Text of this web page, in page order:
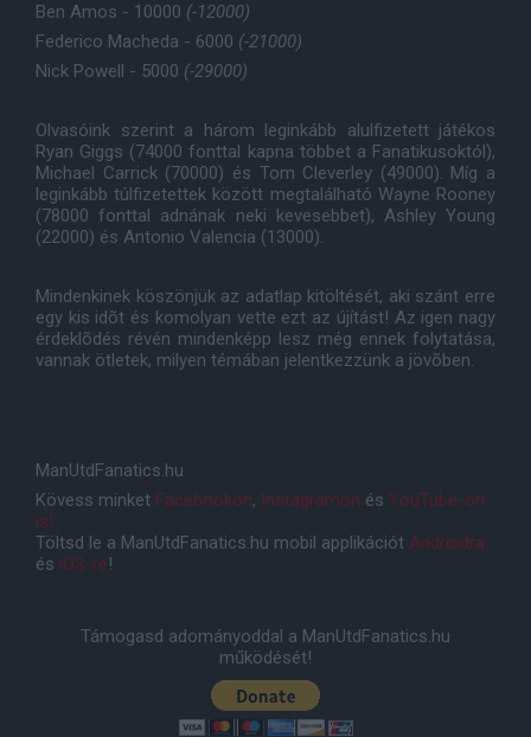
Ben Amos - 10000 (-12000)
Federico Macheda - 6000 (-21000)
Nick Powell - 5000 (-29000)
Olvasóink szerint a három leginkább alulfizetett játékos
Ryan Giggs (74000 fonttal kapna többet a Fanatikusoktól),
Michael Carrick (70000) és Tom Cleverley (49000). Míg a
leginkább túlfizetettek között megtalálható Wayne Rooney
(78000 fonttal adnának neki kevesebbet), Ashley Young
(22000) és Antonio Valencia (13000).
Mindenkinek köszönjük az adatlap kitöltését, aki szánt erre
egy kis idõt és komolyan vette ezt az újítást! Az igen nagy
érdeklõdés révén mindenképp lesz még ennek folytatása,
vannak ötletek, milyen témában jelentkezzünk a jövõben.
ManUtdFanatics.hu
Kövess minket Facebookon, Instagramon és YouTube-on
is!
Töltsd le a ManUtdFanatics.hu mobil applikációt Androidra
és iOS-re!
Támogasd adományoddal a ManUtdFanatics.hu
működését!